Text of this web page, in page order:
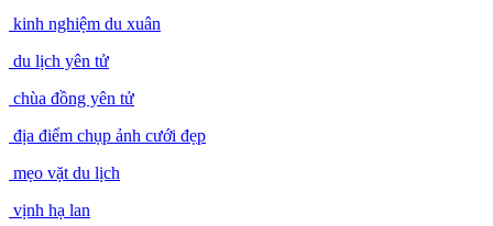
kinh nghiệm du xuân
du lịch yên tử
chùa đồng yên tử
địa điểm chụp ảnh cưới đẹp
mẹo vặt du lịch
vịnh hạ lan